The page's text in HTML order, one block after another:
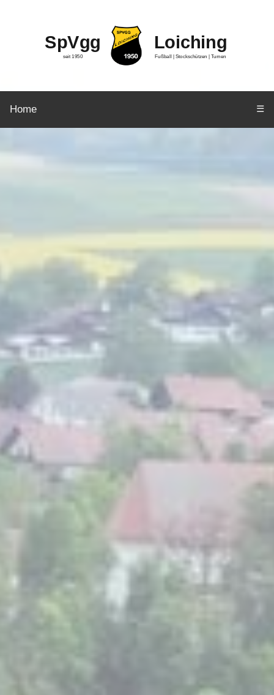
SpVgg
seit 1950
Loiching
Fußball | Stockschützen | Turnen
Home ☰